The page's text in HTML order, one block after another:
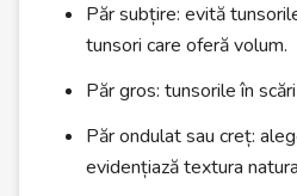
Păr subțire: evită
tunsori care oferă volum.
Păr gros: tunsorile în
Păr ondulat sau creț:
evidențiază textura